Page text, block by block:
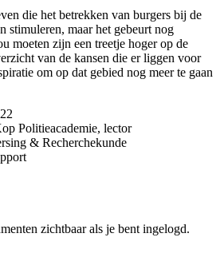
die het betrekken van burgers bij de
stimuleren, maar het gebeurt nog
moeten zijn een treetje hoger op de
van de kansen die er liggen voor
om op dat gebied nog meer te gaan
Politieacademie, lector
& Recherchekunde
zichtbaar als je bent ingelogd.